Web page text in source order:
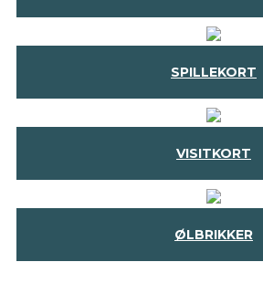
SPILLEKORT
VISITKORT
ØLBRIKKER